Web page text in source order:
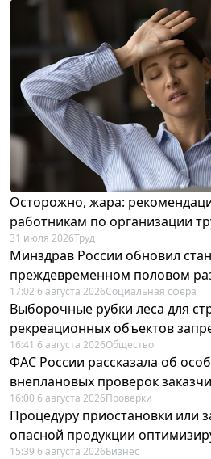
Осторожно, жара:
работникам по организации
31 июля 2026Труд
Минздрав России обновил
преждевременном половом
17:02 6 августа 2026Социальная сфера
Выборочные рубки леса для
рекреационных объектов
16:41 6 августа 2026Общество
ФАС России рассказала об
внеплановых проверок
16:00 6 августа 2026Проверки
Процедуру приостановки или
опасной продукции
15:39 6 августа 2026Бизнес